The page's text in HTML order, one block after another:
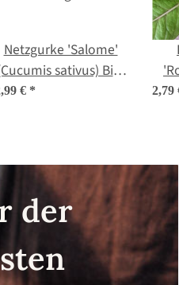
Netzgurke 'Salome'
sativus) Bio-
€ * 2,79
der